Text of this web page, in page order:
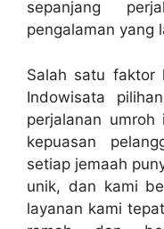
sepanjang
pengalaman yang
Salah satu faktor
Indowisata
perjalanan
kepuasan
setiap jemaah
unik, dan kami
layanan kami